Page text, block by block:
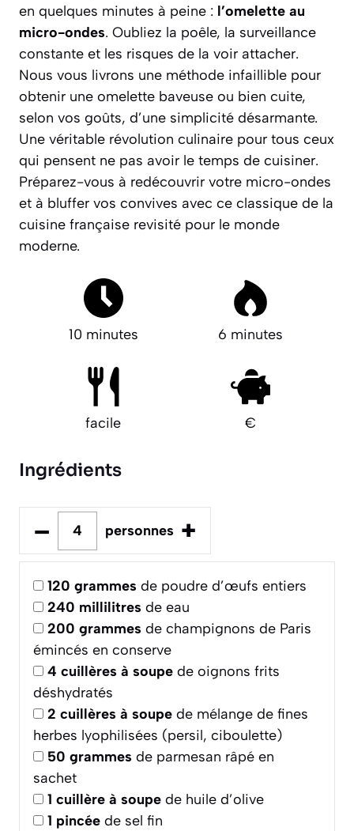
en quelques minutes à peine : l’omelette au
micro-ondes. Oubliez la poêle, la surveillance
constante et les risques de la voir attacher.
Nous vous livrons une méthode infaillible pour
obtenir une omelette baveuse ou bien cuite,
selon vos goûts, d’une simplicité désarmante.
Une véritable révolution culinaire pour tous ceux
qui pensent ne pas avoir le temps de cuisiner.
Préparez-vous à redécouvrir votre micro-ondes
et à bluffer vos convives avec ce classique de la
cuisine française revisité pour le monde
moderne.
10 minutes 6 minutes
facile €
Ingrédients
– personnes +
120 grammes de poudre d’œufs entiers
240 millilitres de eau
200 grammes de champignons de Paris
émincés en conserve
4 cuillères à soupe de oignons frits
déshydratés
2 cuillères à soupe de mélange de fines
herbes lyophilisées (persil, ciboulette)
50 grammes de parmesan râpé en
sachet
1 cuillère à soupe de huile d’olive
1 pincée de sel fin